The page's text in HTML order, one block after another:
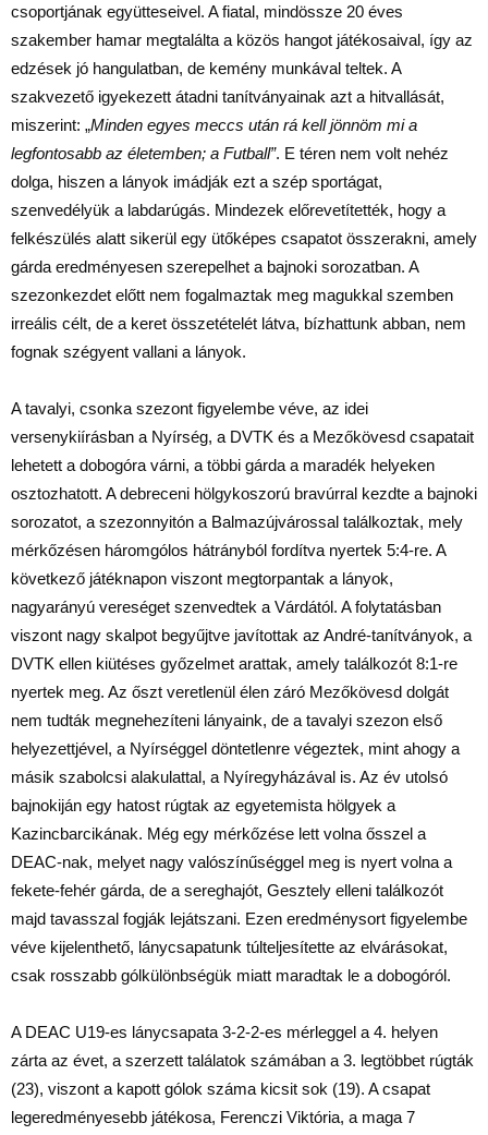
csoportjának együtteseivel. A fiatal, mindössze 20 éves
szakember hamar megtalálta a közös hangot játékosaival, így az
edzések jó hangulatban, de kemény munkával teltek. A
szakvezető igyekezett átadni tanítványainak azt a hitvallását,
miszerint: „Minden egyes meccs után rá kell jönnöm mi a
legfontosabb az életemben; a Futball”. E téren nem volt nehéz
dolga, hiszen a lányok imádják ezt a szép sportágat,
szenvedélyük a labdarúgás. Mindezek előrevetítették, hogy a
felkészülés alatt sikerül egy ütőképes csapatot összerakni, amely
gárda eredményesen szerepelhet a bajnoki sorozatban. A
szezonkezdet előtt nem fogalmaztak meg magukkal szemben
irreális célt, de a keret összetételét látva, bízhattunk abban, nem
fognak szégyent vallani a lányok.
A tavalyi, csonka szezont figyelembe véve, az idei
versenykiírásban a Nyírség, a DVTK és a Mezőkövesd csapatait
lehetett a dobogóra várni, a többi gárda a maradék helyeken
osztozhatott. A debreceni hölgykoszorú bravúrral kezdte a bajnoki
sorozatot, a szezonnyitón a Balmazújvárossal találkoztak, mely
mérkőzésen háromgólos hátrányból fordítva nyertek 5:4-re. A
következő játéknapon viszont megtorpantak a lányok,
nagyarányú vereséget szenvedtek a Várdától. A folytatásban
viszont nagy skalpot begyűjtve javítottak az André-tanítványok, a
DVTK ellen kiütéses győzelmet arattak, amely találkozót 8:1-re
nyertek meg. Az őszt veretlenül élen záró Mezőkövesd dolgát
nem tudták megnehezíteni lányaink, de a tavalyi szezon első
helyezettjével, a Nyírséggel döntetlenre végeztek, mint ahogy a
másik szabolcsi alakulattal, a Nyíregyházával is. Az év utolsó
bajnokiján egy hatost rúgtak az egyetemista hölgyek a
Kazincbarcikának. Még egy mérkőzése lett volna ősszel a
DEAC-nak, melyet nagy valószínűséggel meg is nyert volna a
fekete-fehér gárda, de a sereghajót, Gesztely elleni találkozót
majd tavasszal fogják lejátszani. Ezen eredménysort figyelembe
véve kijelenthető, lánycsapatunk túlteljesítette az elvárásokat,
csak rosszabb gólkülönbségük miatt maradtak le a dobogóról.
A DEAC U19-es lánycsapata 3-2-2-es mérleggel a 4. helyen
zárta az évet, a szerzett találatok számában a 3. legtöbbet rúgták
(23), viszont a kapott gólok száma kicsit sok (19). A csapat
legeredményesebb játékosa, Ferenczi Viktória, a maga 7